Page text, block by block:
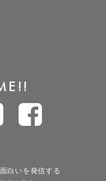
白いを発信する